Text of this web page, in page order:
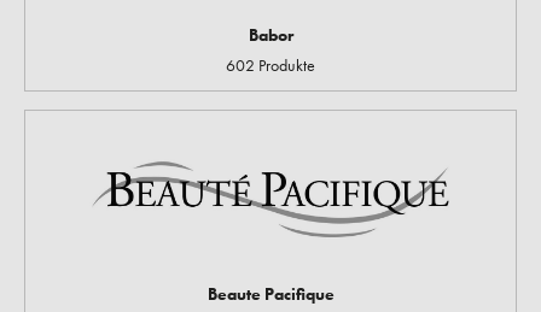
Babor
602 Produkte
Beaute Pacifique